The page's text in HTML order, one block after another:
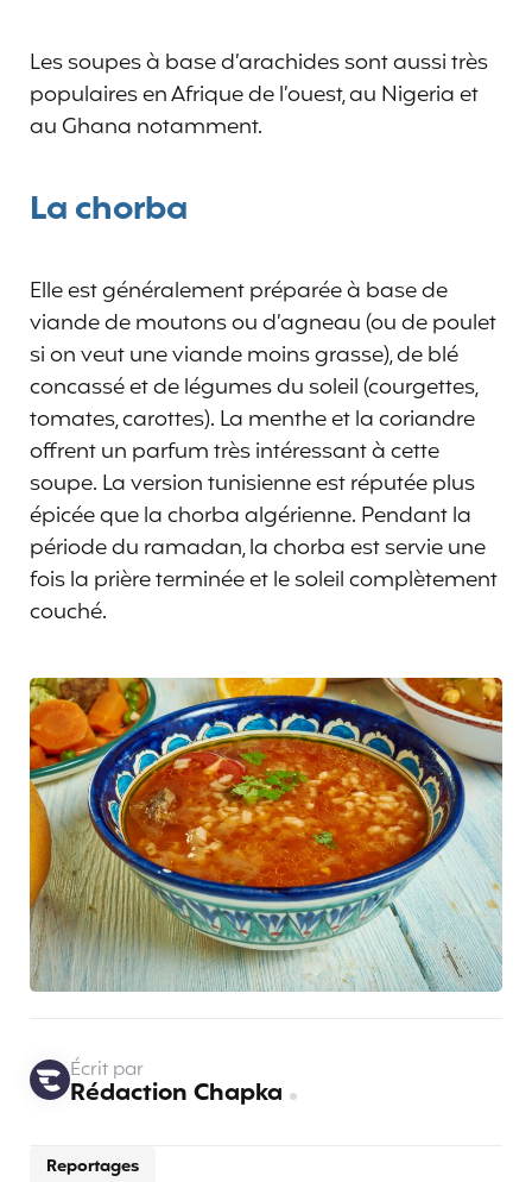
Les soupes à base d’arachides sont aussi très
populaires en Afrique de l’ouest, au Nigeria et
au Ghana notamment.
La chorba
Elle est généralement préparée à base de
viande de moutons ou d’agneau (ou de poulet
si on veut une viande moins grasse), de blé
concassé et de légumes du soleil (courgettes,
tomates, carottes). La menthe et la coriandre
offrent un parfum très intéressant à cette
soupe. La version tunisienne est réputée plus
épicée que la chorba algérienne. Pendant la
période du ramadan, la chorba est servie une
fois la prière terminée et le soleil complètement
couché.
Reportages
Écrit par
Rédaction Chapka